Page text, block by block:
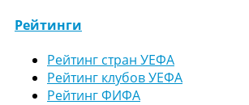
Рейтинги
Рейтинг стран УЕФА
Рейтинг клубов УЕФА
Рейтинг ФИФА